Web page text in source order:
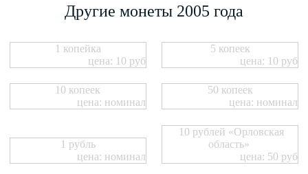
Другие монеты 2005 года
1 копейка
цена: 10 руб
5 копеек
цена: 10 руб
10 копеек
цена: номинал
50 копеек
цена: номинал
1 рубль
цена: номинал
10 рублей «Орловская
область»
цена: 50 руб